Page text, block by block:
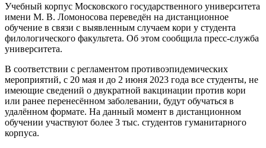
Учебный корпус Московского государственного университета
имени М. В. Ломоносова переведён на дистанционное
обучение в связи с выявленным случаем кори у студента
филологического факультета. Об этом сообщила пресс-служба
университета.
В соответствии с регламентом противоэпидемических
мероприятий, с 20 мая и до 2 июня 2023 года все студенты, не
имеющие сведений о двукратной вакцинации против кори
или ранее перенесённом заболевании, будут обучаться в
удалённом формате. На данный момент в дистанционном
обучении участвуют более 3 тыс. студентов гуманитарного
корпуса.